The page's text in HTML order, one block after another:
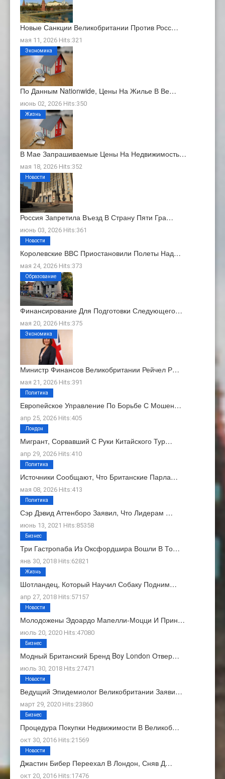
Новые Санкции Великобритании Против Росс…
мая 11, 2026 Hits:321
По Данным Nationwide, Цены На Жилье В Ве…
июнь 02, 2026 Hits:350
Экономика
В Мае Запрашиваемые Цены На Недвижимость…
мая 18, 2026 Hits:352
Жизнь
Россия Запретила Въезд В Страну Пяти Гра…
июнь 03, 2026 Hits:361
Новости
Королевские ВВС Приостановили Полеты Над…
мая 24, 2026 Hits:373
Новости
Финансирование Для Подготовки Следующего…
мая 20, 2026 Hits:375
Образование
Министр Финансов Великобритании Рейчел Р…
мая 21, 2026 Hits:391
Экономика
Европейское Управление По Борьбе С Мошен…
апр 25, 2026 Hits:405
Политика
Мигрант, Сорвавший С Руки Китайского Тур…
апр 29, 2026 Hits:410
Лондон
Источники Сообщают, Что Британские Парла…
мая 08, 2026 Hits:413
Политика
Сэр Дэвид Аттенборо Заявил, Что Лидерам …
июнь 13, 2021 Hits:85358
Политика
Три Гастропаба Из Оксфордшира Вошли В То…
янв 30, 2018 Hits:62821
Бизнес
Шотландец, Который Научил Собаку Подним…
апр 27, 2018 Hits:57157
Жизнь
Молодожены Эдоардо Мапелли-Моцци И Прин…
июль 20, 2020 Hits:47080
Новости
Модный Британский Бренд Boy London Отвер…
июль 30, 2018 Hits:27471
Бизнес
Ведущий Эпидемиолог Великобритании Заяви…
март 29, 2020 Hits:23860
Новости
Процедура Покупки Недвижимости В Великоб…
окт 30, 2016 Hits:21569
Бизнес
Джастин Бибер Переехал В Лондон, Сняв Д…
окт 20, 2016 Hits:17476
Новости